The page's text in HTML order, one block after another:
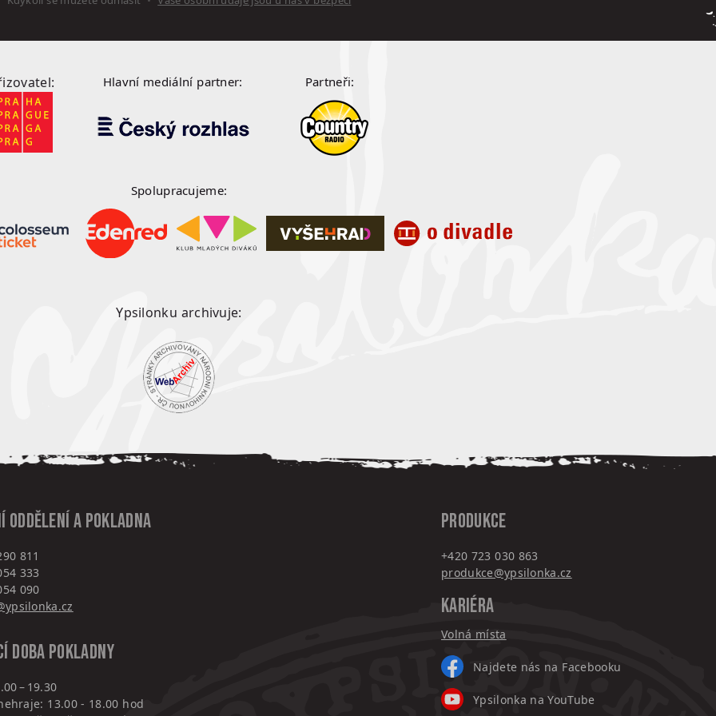
Hlavní mediální partner: Partneři:
Spolupracujeme:
Ypsilonku archivuje:
oddělení a pokladna
811
333
090
doba pokladny
– 19.30
13.00 - 18.00 hod
PRODUKCE
+420 723 030 863
produkce@ypsilonka.cz
KARIÉRA
Volná místa
Najdete nás na Facebooku
Ypsilonka na YouTube